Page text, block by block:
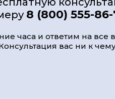
8 (800) 555-
часа и ответим на все
вас ни к